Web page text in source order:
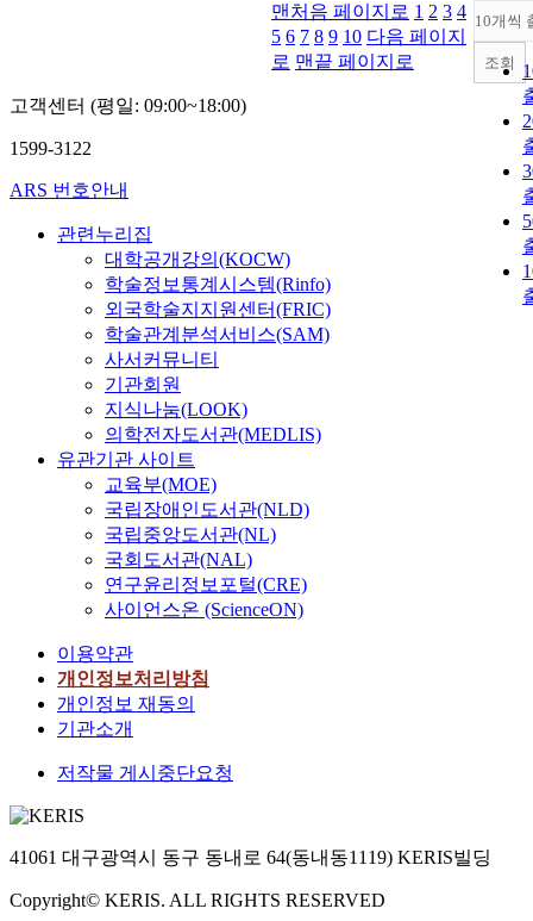
10개씩
조회
맨처음 페이지로 1 2 3 4
5 6 7 8 9 10 다음 페이지
로 맨끝 페이지로
고객센터 (평일: 09:00~18:00)
1599-3122
ARS 번호안내
관련누리집
대학공개강의(KOCW)
학술정보통계시스템(Rinfo)
외국학술지지원센터(FRIC)
학술관계분석서비스(SAM)
사서커뮤니티
기관회원
지식나눔(LOOK)
의학전자도서관(MEDLIS)
유관기관 사이트
교육부(MOE)
국립장애인도서관(NLD)
국립중앙도서관(NL)
국회도서관(NAL)
연구윤리정보포털(CRE)
사이언스온 (ScienceON)
이용약관
개인정보처리방침
개인정보 재동의
기관소개
저작물 게시중단요청
41061 대구광역시 동구 동내로 64(동내동1119) KERIS빌딩
Copyright© KERIS. ALL RIGHTS RESERVED